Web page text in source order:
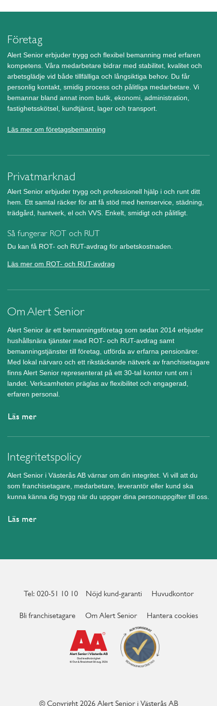
Företag
Alert Senior erbjuder trygg och flexibel bemanning med erfaren
kompetens. Våra medarbetare bidrar med stabilitet, kvalitet och
arbetsglädje vid både tillfälliga och långsiktiga behov. Du får
personlig kontakt, smidig process och pålitliga medarbetare. Vi
bemannar bland annat inom butik, ekonomi, administration,
fastighetsskötsel, kundtjänst, lager och transport.
Läs mer om företagsbemanning
Privatmarknad
Alert Senior erbjuder trygg och professionell hjälp i och runt ditt
hem. Ett samtal räcker för att få stöd med hemservice, städning,
trädgård, hantverk, el och VVS. Enkelt, smidigt och pålitligt.
Så fungerar ROT och RUT
Du kan få ROT- och RUT-avdrag för arbetskostnaden.
Läs mer om ROT- och RUT-avdrag
Om Alert Senior
Alert Senior är ett bemanningsföretag som sedan 2014 erbjuder
hushållsnära tjänster med ROT- och RUT-avdrag samt
bemanningstjänster till företag, utförda av erfarna pensionärer.
Med lokal närvaro och ett rikstäckande nätverk av franchisetagare
finns Alert Senior representerat på ett 30-tal kontor runt om i
landet. Verksamheten präglas av flexibilitet och engagerad,
erfaren personal.
Läs mer
Integritetspolicy
Alert Senior i Västerås AB värnar om din integritet. Vi vill att du
som franchisetagare, medarbetare, leverantör eller kund ska
kunna känna dig trygg när du uppger dina personuppgifter till oss.
Läs mer
Tel: 020-51 10 10 Nöjd kund-garanti Huvudkontor
Bli franchisetagare Om Alert Senior Hantera cookies
© Copyright 2026 Alert Senior i Västerås AB